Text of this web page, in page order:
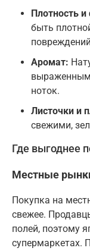
Плотность
быть
Аромат:
выраженным
ноток.
Листочки и
свежими,
Где выгоднее
Местные
Покупка на
свежее.
полей, поэтому
супермаркетах.